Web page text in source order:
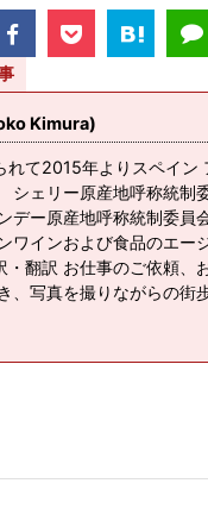
Kimura)
れて2015年よりスペイン
シェリー原産地呼称統制
デー原産地呼称統制委員
ワインおよび食品のエー
・翻訳 お仕事のご依頼、
、写真を撮りながらの街